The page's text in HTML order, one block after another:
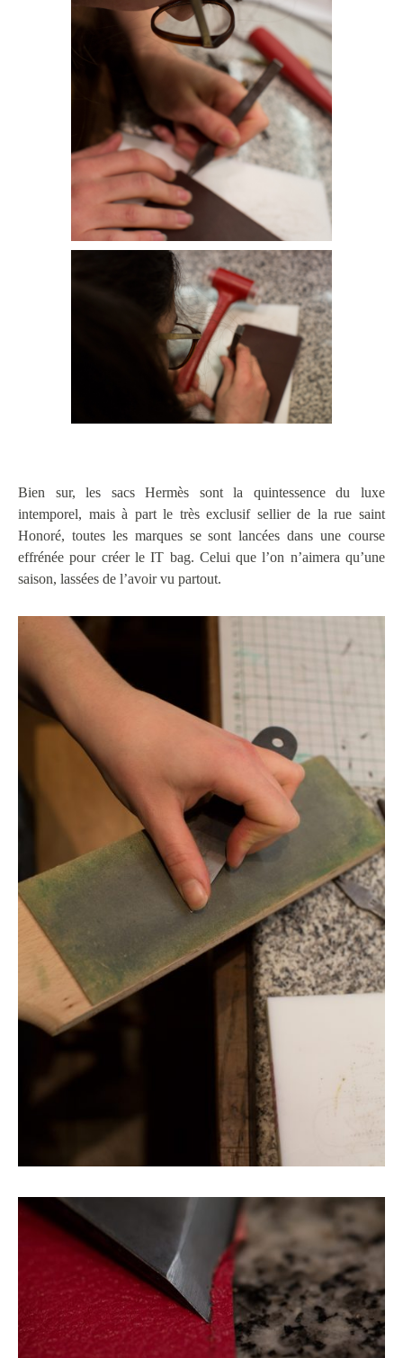
Bien sur, les sacs Hermès sont la quintessence du luxe
intemporel, mais à part le très exclusif sellier de la rue saint
Honoré, toutes les marques se sont lancées dans une course
effrénée pour créer le IT bag. Celui que l’on n’aimera qu’une
saison, lassées de l’avoir vu partout.